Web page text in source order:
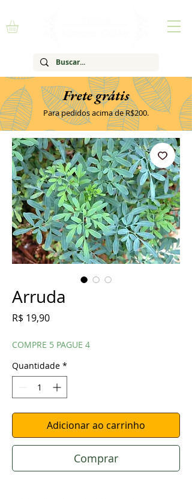
Frete grátis
Para pedidos acima de R$200.
Arruda
R$ 19,90Preço
COMPRE 5 PAGUE 4
Quantidade *
Adicionar ao carrinho
Comprar